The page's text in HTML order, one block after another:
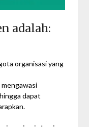
adalah:
organisasi yang
dapat